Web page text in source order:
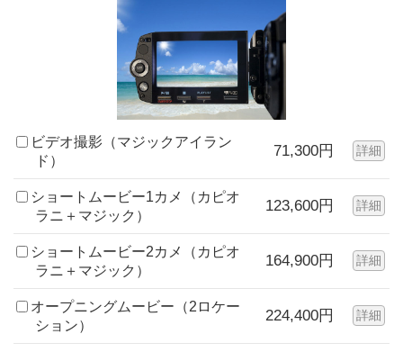
ビデオ撮影（マジックアイラン
ド）
71,300円 詳細
ショートムービー1カメ（カピオ
ラニ＋マジック）
123,600円 詳細
ショートムービー2カメ（カピオ
ラニ＋マジック）
164,900円 詳細
オープニングムービー（2ロケー
ション）
224,400円 詳細